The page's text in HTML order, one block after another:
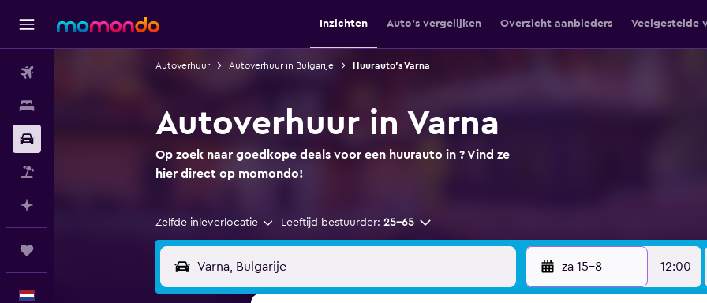
Inzichten Auto's vergelijken Overzicht aanbieders Veelgestelde
Autoverhuur Autoverhuur in Bulgarije Huurauto's Varna
Autoverhuur in Varna
Op zoek naar goedkope deals voor een huurauto in ? Vind ze
hier direct op momondo!
Zelfde inleverlocatie Leeftijd bestuurder: 25-65
za 15-8 12:00